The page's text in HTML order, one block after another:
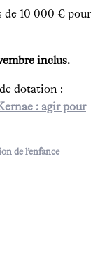
de 10 000 € pour
inclus.
dotation :
: agir pour
de l’enfance